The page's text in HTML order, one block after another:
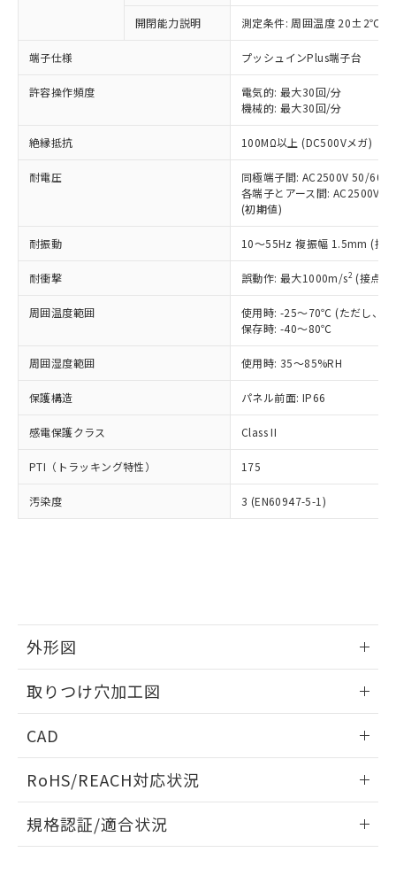
開閉能力説明 測定条件: 周囲温度 20±2℃、
端子仕様 プッシュインPlus端子台
許容操作頻度
電気的: 最大30回/分
機械的: 最大30回/分
絶縁抵抗 100MΩ以上 (DC500Vメガ)
耐電圧
同極端子間: AC2500V 50/
各端子とアース間: AC2500V
(初期値)
耐振動 10～55Hz 複振幅 1.5mm (接
耐衝撃 誤動作: 最大1000m/s2 (接点
周囲温度範囲
使用時: -25～70℃ (ただし、氷
保存時: -40～80℃
周囲湿度範囲 使用時: 35～85%RH
保護構造 パネル前面: IP66
感電保護クラス Class II
PTI（トラッキング特性） 175
汚染度 3 (EN60947-5-1)
外形図
取りつけ穴加工図
CAD
ドすることができます。
ログイン/会員登録
RoHS/REACH対応状況
EU RoHS 注意事項・凡例
規格認証/適合状況
以下の条件をお読みいただき、同意のうえ
ご利用ください。
本サービスは、当社制御機器事業取扱
商品の当社在庫状況および標準価格
当社制御機器事業取扱商品の中には、
本サービスの対象外となる商品もある
ことをご了承ください。
在庫状況および標準価格照会結果は、
記載している更新日時点での社内デー
タに基づき作成されるものであり、閲
覧された時点での実際の在庫および標
準価格とは異なる場合があることをご
正式な納期状況および標準価格はお客
様のお取引先、またはお客様担当のオ
ムロン制御機器販売店・当社販売員に
オムロン制御機器販売店や当社販売拠
販売ネットワーク
」をご確認
ください。
在庫状況および標準価格結果を当社の
事前の承諾なく第三者に漏洩または開
マイパーツ機能（部品リスト作成サー
および当社の共同利用者が、当社の製
※当社の共同利用者とは、
の共同利用に関して"
の「1.共同利
対応予定なし：EU RoHS指令（10物質）の
非含有に非対応の商品で、対応品を出す予
定はありません。
調査・確認中：EU RoHS指令（10物質）の
非含有の対応状況を調査中または確認中の
非該当品：ライセンス料など無形物で、有
害物質有無と関係のない商品です。
いたものが、含有品と判明した場合などや
むを得ず変更することがあります。
六価クロム(Cr(Ⅵ)) 1000ppm以下、ポリ臭化ビフェニル
類(PBB) 1000ppm以下、ポリ臭化ジフェニルエーテル類
(PBDE) 1000ppm以下、フタル酸ビス(2-エチルヘキシ
ル) (DEHP)(別名：DOP) 1000ppm以下、フタル酸ブチ
ルベンジル（BBP） 1000ppm以下、フタル酸ジブチル
（DBP） 1000ppm以下、フタル酸ジイソブチル
(DIBP) 1000ppm以下
フタル酸エステル類の４物質については閾値を超える意
図的な使用がないことを確認しています。
※2 対応予定月
部品在庫の切り替え状況などにより、予定
月が前後することがあります。
とができます。
EU RoHS指令（10物質）の非含有証明書
ものではありません。
また、RoHS指令のフタル酸エステル類４
物質の対応では、対応完了までの期間は出
荷製品に未対応品が混在することから備考
欄に対応日を記載しておりました。
※1 中国RoHS○×表
「○」：最大均質材料含有率が中国RoHSの
基準値以下であることを示します。
「×」：最大均質材料含有率が中国RoHSの
基準値を超えていることを示します。
「－」：未確認です。当社販売部門へお問
*中国RoHS10物質の基準値 (GB/T26572)：
Pb(鉛) :1000ppm、 Hg(水銀) : 1000ppm、 Cd(カドミウ
Cr(Ⅵ)(六価クロム) : 1000ppm、 PBBs(ポリ臭化ビフェ
ニル類) : 1000ppm、 PBDEs(ポリ臭化ジフェニルエーテ
DBP(フタル酸ジブチル) : 1000ppm、 DIBP(フタル酸ジ
イソブチル) : 1000ppm、 BBP(フタル酸ブチルベンジ
ル) : 1000ppm、
DEHP(フタル酸ビス(2-エチルヘキシル)) : 1000ppm
※2 環境保護使用期限
「ｅ」：有害物質（10物質）のすべてが基
準値以下であることを示します。
「10」：通常の使用状況下において有害物
質が外部に漏えいし、環境に深刻な影響を
当社は、これら貴社製品のうち、外国
為替および外国貿易法に定める商品
（以下｢規制貨物等」という）を輸出
または国外への提供する場合は、日本
国政府の輸出許可(または役務取引許
可)を取得するなどの必要な手続きを
当社は規制貨物を破棄する場合は、完
全に破砕するなど、違法に輸出されな
いよう必要な手段を講じます。
ル、化学兵器、生物兵器またはその他
武器並びにこれらの製造装置等に一切
使用いたしません。
当社は、貴社製品を第三者に販売する
場合は、上記1、2および3の内容を当
該第三者に通知します。また当社は、
販売先および販売に係わる関係者が違
法に輸出するおそれがある場合は、取
○ 一定数以上の在庫あり
一定数には満たないが在庫あり
在庫なし(最新の在庫状況につ
いては、お客様のお取引先、ま
たはお客様担当のオムロン制御
機器販売店・当社販売員にご確
認ください)
受注生産機種、また在庫状況の